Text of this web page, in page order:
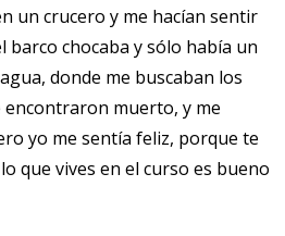
un crucero y me hacían sentir
barco chocaba y sólo había un
donde me buscaban los
encontraron muerto, y me
yo me sentía feliz, porque te
que vives en el curso es bueno